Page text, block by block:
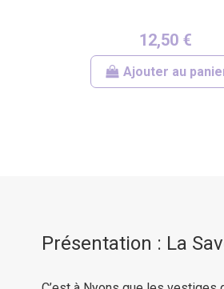
12,50 €
Ajouter au
Présentation : La